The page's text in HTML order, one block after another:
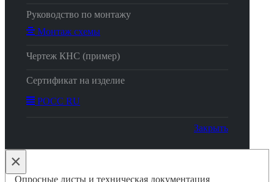
Руководство по монтажу
Монтаж схемы
Чертеж КНС (пример)
Сертификат на изделие
РОСС RU
Закрыть
×
Опросные листы и техническая документация